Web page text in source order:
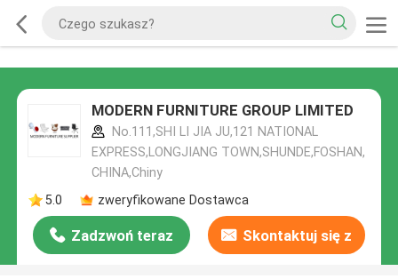
MODERN FURNITURE GROUP LIMITED
No.111,SHI LI JIA JU,121 NATIONAL
EXPRESS,LONGJIANG TOWN,SHUNDE,FOSHAN,
CHINA,Chiny
5.0
zweryfikowane Dostawca
Zadzwoń teraz Skontaktuj się z